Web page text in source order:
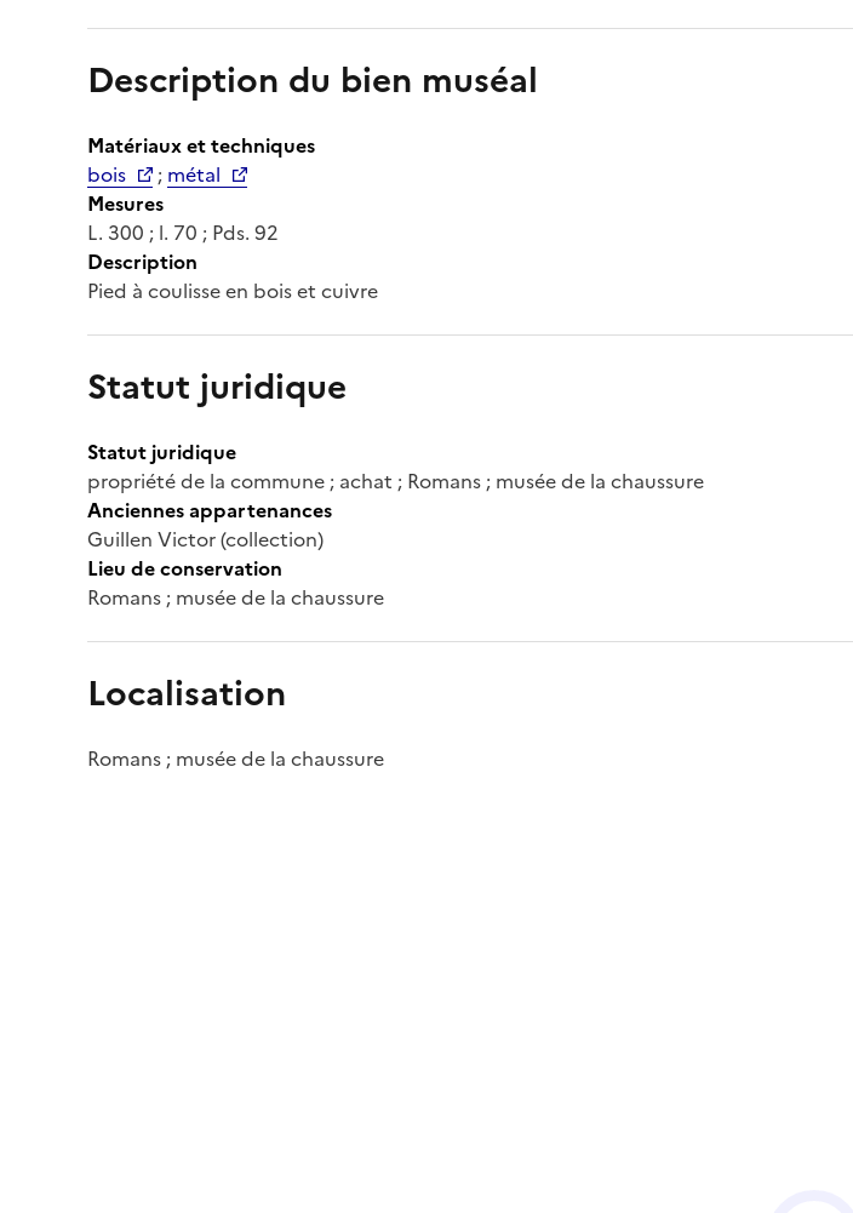
Description du bien muséal
Matériaux et techniques
bois
; métal
Mesures
L. 300 ; l. 70 ; Pds. 92
Description
Pied à coulisse en bois et cuivre
Statut juridique
Statut juridique
propriété de la commune ; achat ; Romans ; musée de la chaussure
Anciennes appartenances
Guillen Victor (collection)
Lieu de conservation
Romans ; musée de la chaussure
Localisation
Romans ; musée de la chaussure